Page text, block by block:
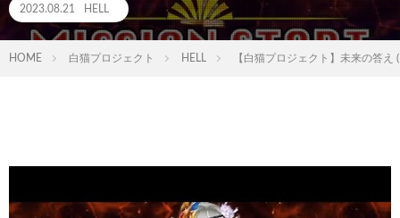
2023.08.21 HELL
HOME 白猫プロジェクト HELL 【白猫プロジェクト】未来の答